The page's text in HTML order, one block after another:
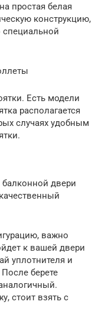
простая белая
конструкцию,
Есть модели
располагается
случаях удобным
двери
важно
к вашей двери
уплотнителя и
берете
стоит взять с